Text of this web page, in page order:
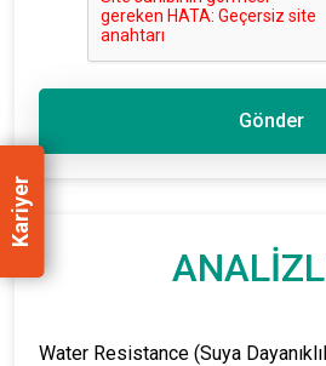
Gönder
Water Resistance (Suya
Kariyer